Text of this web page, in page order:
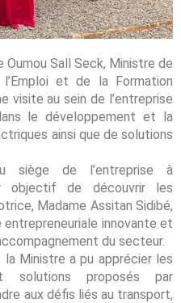
Oumou Sall Seck, Ministre de
l’Emploi et de la Formation
visite au sein de l’entreprise
le développement et la
ainsi que de solutions
siège de l’entreprise à
objectif de découvrir les
Madame Assitan Sidibé,
innovante et
du secteur.
Ministre a pu apprécier les
solutions proposés par
aux défis liés au transport,